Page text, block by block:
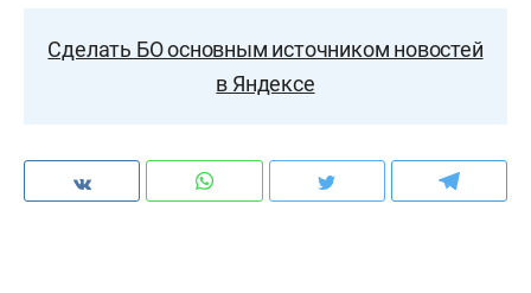
Сделать БО основным источником новостей
в Яндексе